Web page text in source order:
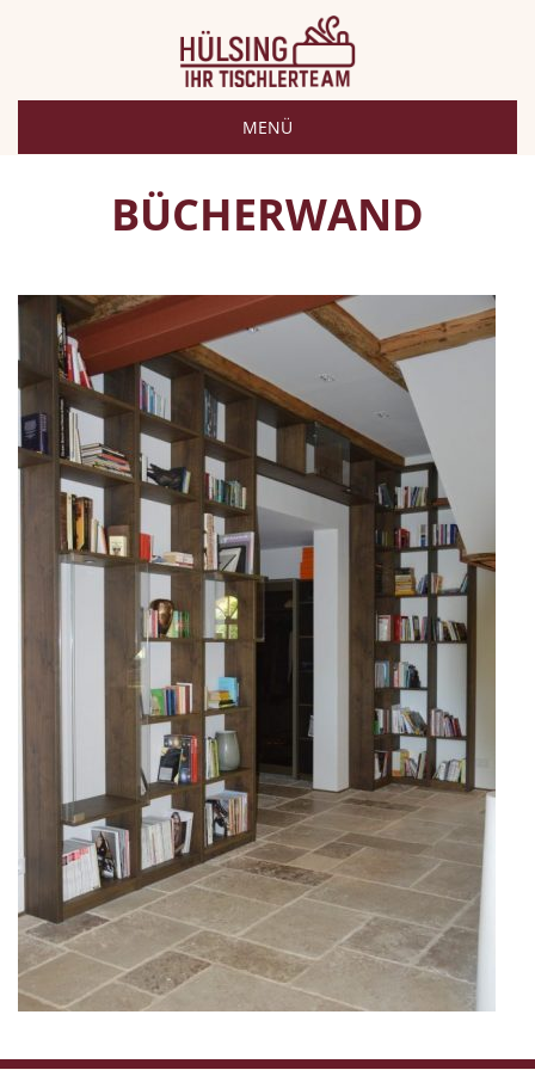
MENÜ
BÜCHERWAND